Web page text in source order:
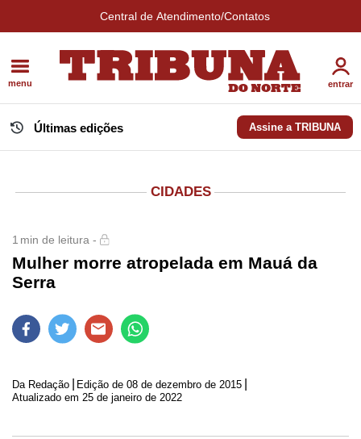
Central de Atendimento/Contatos
menu entrar
Últimas edições Assine a TRIBUNA
CIDADES
1 min de leitura -
Mulher morre atropelada em Mauá da
Serra
Da Redação Edição de 08 de dezembro de 2015
Atualizado em 25 de janeiro de 2022